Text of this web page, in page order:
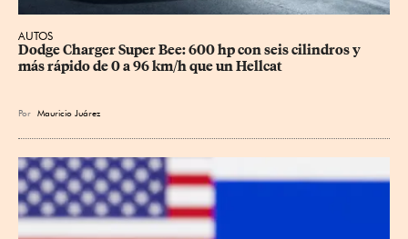
AUTOS
Dodge Charger Super Bee: 600 hp con seis cilindros y
más rápido de 0 a 96 km/h que un Hellcat
Por Mauricio Juárez